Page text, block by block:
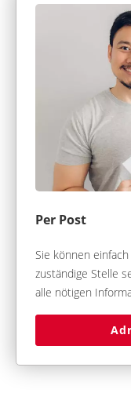
Per Post
Sie können
zuständige Stelle
alle nötigen